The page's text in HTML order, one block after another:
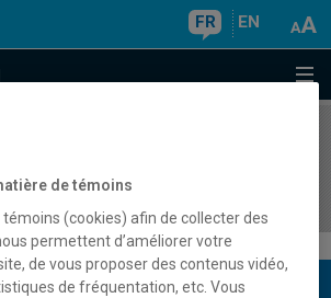
FR EN
de témoins
témoins (cookies) afin de collecter des
permettent d’améliorer votre
de vous proposer des contenus vidéo,
de fréquentation, etc. Vous